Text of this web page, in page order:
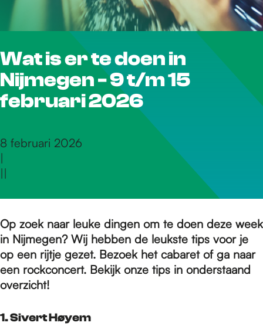
r
d
e
o
m
e
Wat is er te doen in
Nijmegen - 9 t/m 15
februari 2026
8 februari 2026
|
||
Op zoek naar leuke dingen om te doen deze week
in Nijmegen? Wij hebben de leukste tips voor je
op een rijtje gezet. Bezoek het cabaret of ga naar
een rockconcert. Bekijk onze tips in onderstaand
overzicht!
1. Sivert Høyem